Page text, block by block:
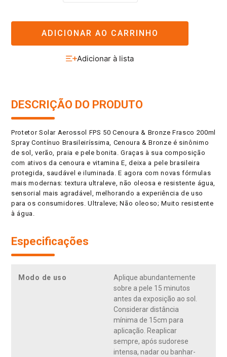
ADICIONAR AO CARRINHO
DESCRIÇÃO DO PRODUTO
Protetor Solar Aerossol FPS 50 Cenoura & Bronze Frasco 200ml
Spray Contínuo Brasileiríssima, Cenoura & Bronze é sinônimo
de sol, verão, praia e pele bonita. Graças à sua composição
com ativos da cenoura e vitamina E, deixa a pele brasileira
protegida, saudável e iluminada. E agora com novas fórmulas
mais modernas: textura ultraleve, não oleosa e resistente água,
sensorial mais agradável, melhorando a experiência de uso
para os consumidores. Ultraleve; Não oleoso; Muito resistente
à água.
Especificações
Modo de uso
Aplique abundantemente
sobre a pele 15 minutos
antes da exposição ao sol.
Considerar distância
mínima de 15cm para
aplicação. Reaplicar
sempre, após sudorese
intensa, nadar ou banhar-